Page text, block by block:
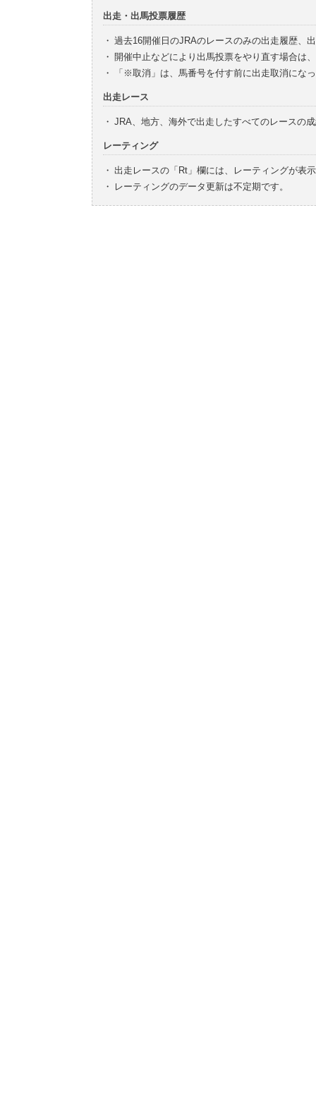
出走・出馬投票履歴
・ 過去16開催日のJRAのレースのみの出走履歴、
・ 開催中止などにより出馬投票をやり直す場合は
・
「※取消」は、馬番号を付す前に出走取消にな
出走レース
・ JRA、地方、海外で出走したすべてのレースの
レーティング
・ 出走レースの「Rt」欄には、レーティングが表
・
レーティングのデータ更新は不定期です。